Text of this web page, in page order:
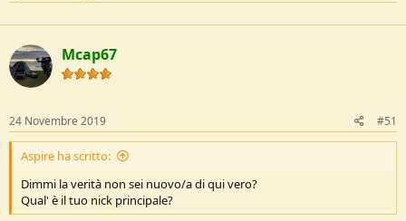
Mcap67
24 Novembre 2019 #51
Aspire ha scritto:
Dimmi la verità non sei nuovo/a di qui vero?
Qual' è il tuo nick principale?